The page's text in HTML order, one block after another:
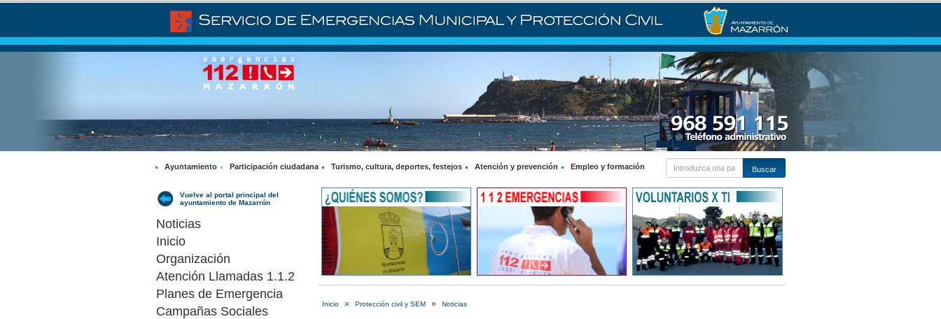
Ayuntamiento Participación ciudadana Turismo, cultura, deportes, festejos Atención y prevención Empleo y formación
Vuelve al portal principal del
ayuntamiento de Mazarrón
Noticias
Inicio
Organización
Atención Llamadas 1.1.2
Planes de Emergencia
Campañas Sociales
Inicio » Protección civil y SEM » Noticias